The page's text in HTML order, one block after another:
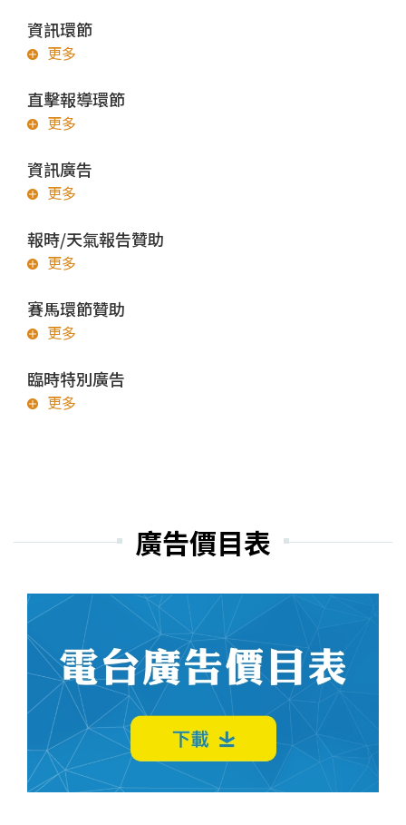
資訊環節
更多
直擊報導環節
更多
資訊廣告
更多
報時/天氣報告贊助
更多
賽馬環節贊助
更多
臨時特別廣告
更多
廣告價目表